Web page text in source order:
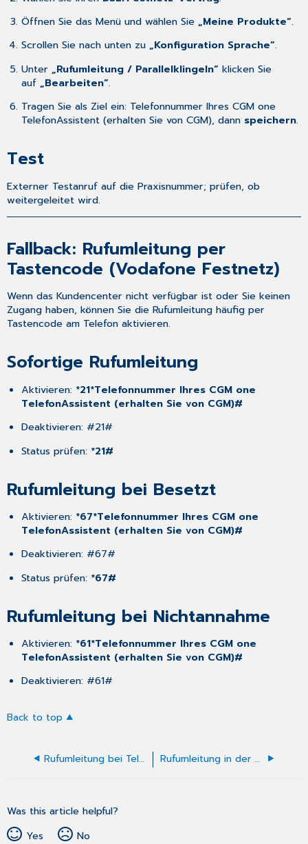
Öffnen Sie das Menü und wählen Sie „Meine Produkte“.​
Scrollen Sie nach unten zu „Konfiguration Sprache“.​
Unter „Rufumleitung / Parallelklingeln“ klicken Sie
auf „Bearbeiten“.​
Tragen Sie als Ziel ein: Telefonnummer Ihres CGM one
TelefonAssistent (erhalten Sie von CGM), dann speichern.​
Test
Externer Testanruf auf die Praxisnummer; prüfen, ob
weitergeleitet wird.​
Fallback: Rufumleitung per
Tastencode (Vodafone Festnetz)
Wenn das Kundencenter nicht verfügbar ist oder Sie keinen
Zugang haben, können Sie die Rufumleitung häufig per
Tastencode am Telefon aktivieren.​
Sofortige Rufumleitung
Aktivieren: *21*Telefonnummer Ihres CGM one
TelefonAssistent (erhalten Sie von CGM)#
Deaktivieren: #21#​
Status prüfen: *21#
Rufumleitung bei Besetzt
Aktivieren: *67*Telefonnummer Ihres CGM one
TelefonAssistent (erhalten Sie von CGM)#
Deaktivieren: #67#​
Status prüfen: *67#
Rufumleitung bei Nichtannahme
Aktivieren: *61*Telefonnummer Ihres CGM one
TelefonAssistent (erhalten Sie von CGM)#
Deaktivieren: #61#​
Back to top
Rufumleitung bei Telekom im Kundencenter/Telefoniecenter einrichten (Festnetz) Rufumleitung in der FRITZ!Box einrichten
Was this article helpful?
Yes
No